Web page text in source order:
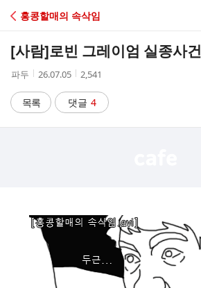
C
A
홍콩할매의 속삭임
[사람]로빈 그레이엄 실종사건
작
자
파두
작
시
간
26.07.05
조
수
2,541
목록 댓글 4